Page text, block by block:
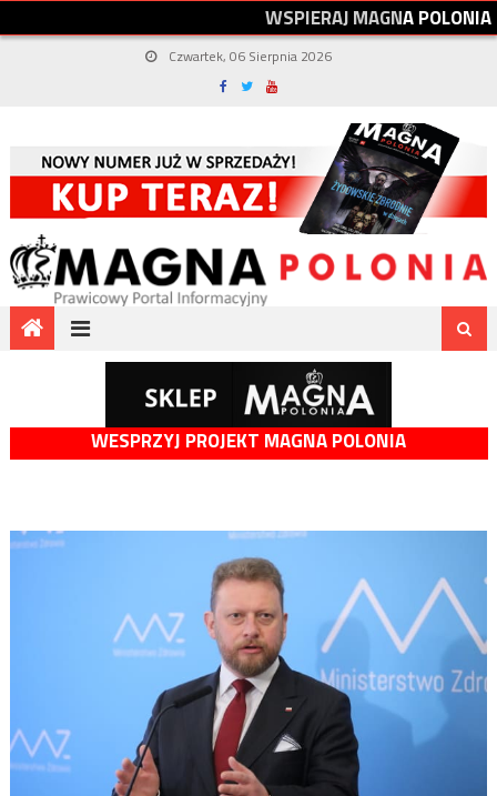
WSPIERAJMAGNAPOLONIA
Czwartek, 06 Sierpnia 2026
WESPRZYJ PROJEKT MAGNA POLONIA